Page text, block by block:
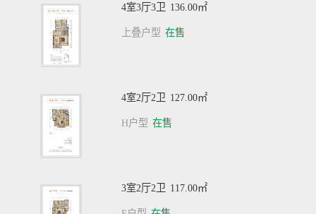
4室3厅3卫 136.00㎡
上叠户型 在售
4室2厅2卫 127.00㎡
H户型 在售
3室2厅2卫 117.00㎡